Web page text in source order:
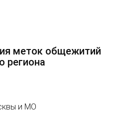
меток общежитий
региона
и МО